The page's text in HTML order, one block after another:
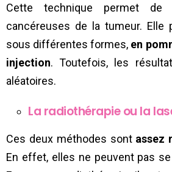
Cette technique permet
cancéreuses de la tumeur. Elle
sous différentes formes, en
injection. Toutefois, les
aléatoires.
La radiothérapie ou la
Ces deux méthodes sont assez
En effet, elles ne peuvent pas